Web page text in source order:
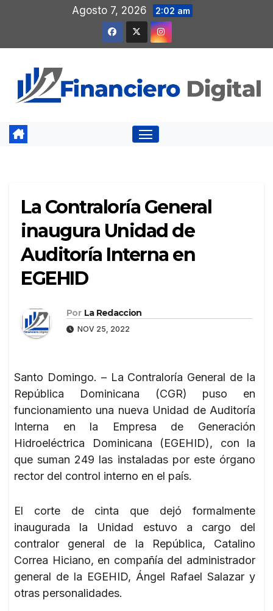
contenido
Agosto 7, 2026 2:02 am
La Contraloría General
inaugura Unidad de
Auditoría Interna en
EGEHID
Por La Redaccion
NOV 25, 2022
Santo Domingo. – La Contraloría General de la
República Dominicana (CGR) puso en
funcionamiento una nueva Unidad de Auditoría
Interna en la Empresa de Generación
Hidroeléctrica Dominicana (EGEHID), con la
que suman 249 las instaladas por este órgano
rector del control interno en el país.
El corte de cinta que dejó formalmente
inaugurada la Unidad estuvo a cargo del
contralor general de la República, Catalino
Correa Hiciano, en compañía del administrador
general de la EGEHID, Ángel Rafael Salazar y
otras personalidades.